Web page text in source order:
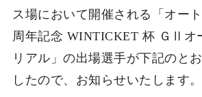
ス場において開催される「オー
周年記念 WINTICKET 杯 ＧⅡオ
リアル」の出場選手が下記のと
したので、お知らせいたします。